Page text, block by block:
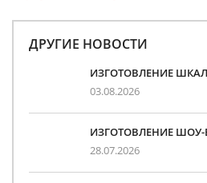
ДРУГИЕ НОВОСТИ
ИЗГОТОВЛЕНИЕ
03.08.2026
ИЗГОТОВЛЕНИЕ
28.07.2026